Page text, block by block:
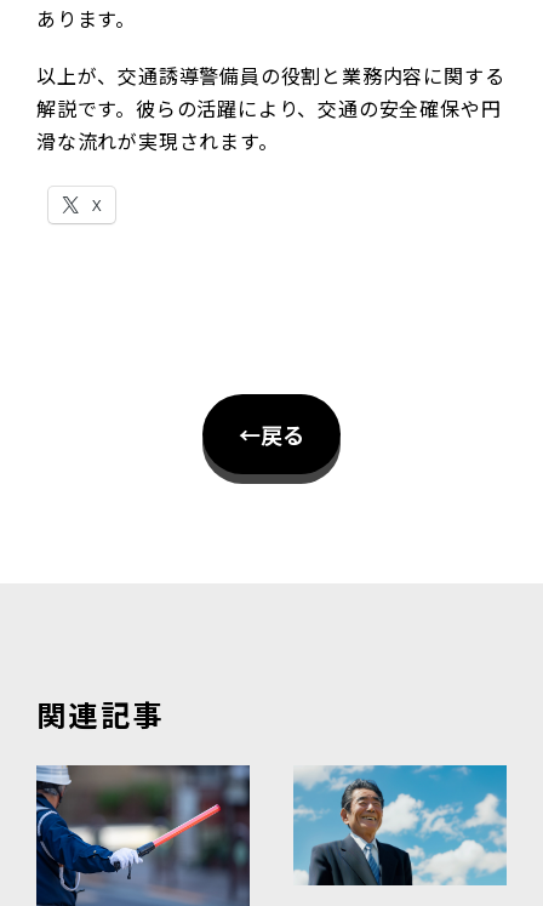
あります。
以上が、交通誘導警備員の役割と業務内容に関する
解説です。彼らの活躍により、交通の安全確保や円
滑な流れが実現されます。
X
←戻る
関連記事